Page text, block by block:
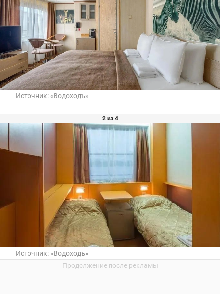
Источник: «Водоходъ»
2 из 4
Источник: «Водоходъ»